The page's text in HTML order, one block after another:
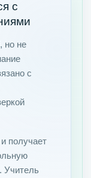
с
но не
с
получает
Учитель